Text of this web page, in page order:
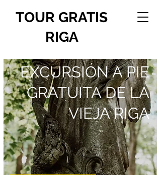
TOUR GRATIS
RIGA
EXCURSIÓN A PIE
GRATUITA DE LA
VIEJA RIGA